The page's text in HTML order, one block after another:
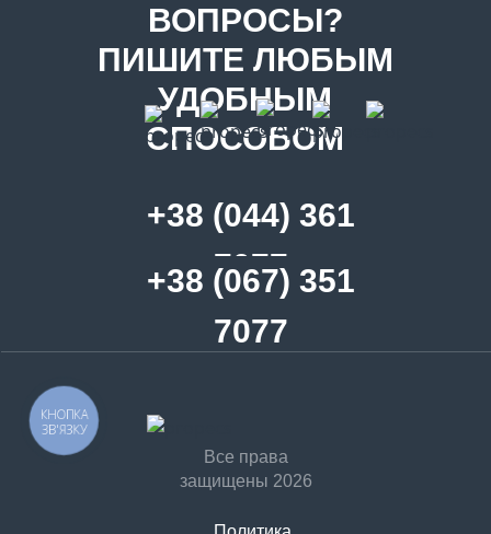
ВОПРОСЫ?
ПИШИТЕ ЛЮБЫМ
УДОБНЫМ
СПОСОБОМ
+38 (044) 361
7077
+38 (067) 351
7077
Все права
защищены 2026
КНОПКА
ЗВ'ЯЗКУ